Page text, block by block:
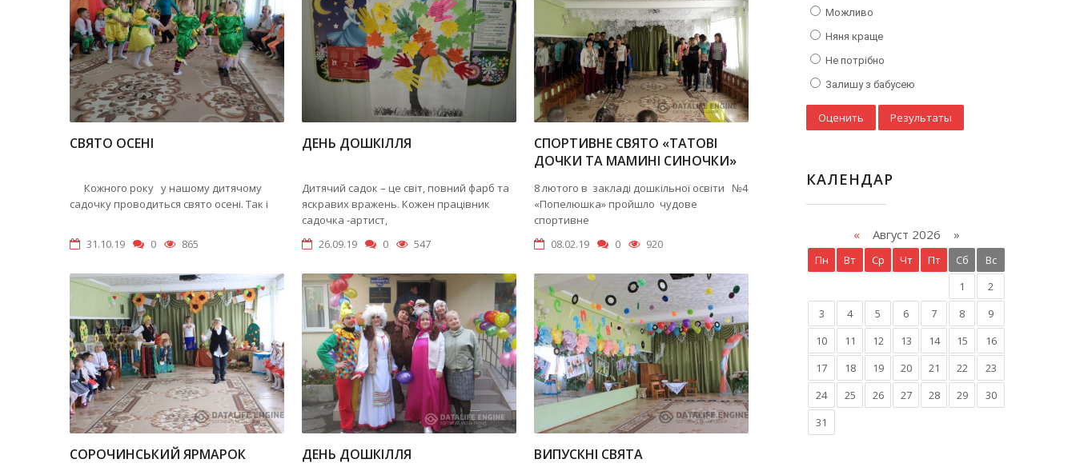
СВЯТО ОСЕНІ
Кожного року у нашому дитячому
садочку проводиться свято осені. Так і
31.10.19 0 865
ДЕНЬ ДОШКІЛЛЯ
Дитячий садок – це світ, повний фарб та
яскравих вражень. Кожен працівник
садочка -артист,
26.09.19
0 547
CПОРТИВНЕ СВЯТО «ТАТОВІ
ДОЧКИ ТА МАМИНІ СИНОЧКИ»
8 лютого в закладі дошкільної освіти №4
«Попелюшка» пройшло чудове
спортивне
08.02.19
0 920
СОРОЧИНСЬКИЙ ЯРМАРОК ДЕНЬ ДОШКІЛЛЯ ВИПУСКНІ СВЯТА
Можливо
Няня краще
Не потрібно
Залишу з бабусею
КАЛЕНДАР
« Август 2026 »
Пн Вт Ср Чт Пт Сб
Вс
1
2
3
4 5 6 7 8
9
10
11 12 13 14 15
16
17
18 19 20 21 22
23
24
25 26 27 28 29
30
31